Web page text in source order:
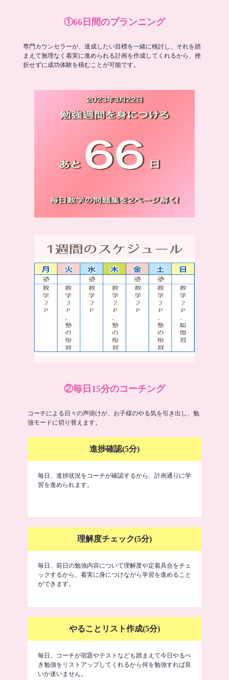
①66日間のプランニング
専門カウンセラーが、達成したい目標を一緒に検討し、それを踏
まえて無理なく着実に進められる計画を作成してくれるから、挫
折せずに成功体験を積むことが可能です。
②毎日15分のコーチング
コーチによる日々の声掛けが、お子様のやる気を引き出し、勉
強モードに切り替えます。
進捗確認(5分)
毎日、進捗状況をコーチが確認するから、計画通りに学
習を進められます。
理解度チェック(5分)
毎日、前日の勉強内容について理解度や定着具合をチェ
ックするから、着実に身につけながら学習を進めること
ができます。
やることリスト作成(5分)
毎日、コーチが宿題やテストなども踏まえて今日やるべ
き勉強をリストアップしてくれるから何を勉強すれば良
いか迷いません。